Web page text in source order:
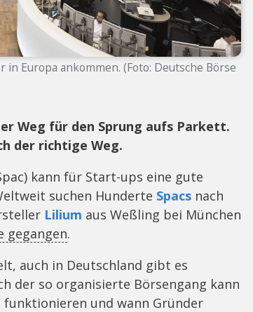
Europa ankommen. (Foto: Deutsche Börse
Weg für den Sprung aufs Parkett.
der richtige Weg.
kann für Start-ups eine gute
suchen Hunderte Spacs nach
Lilium aus Weßling bei München
gegangen.
auch in Deutschland gibt es
der so organisierte Börsengang kann
funktionieren und wann Gründer